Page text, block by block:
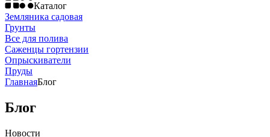
Каталог
Земляника садовая
Грунты
Все для полива
Саженцы гортензии
Опрыскиватели
Пруды
ГлавнаяБлог
Блог
Новости